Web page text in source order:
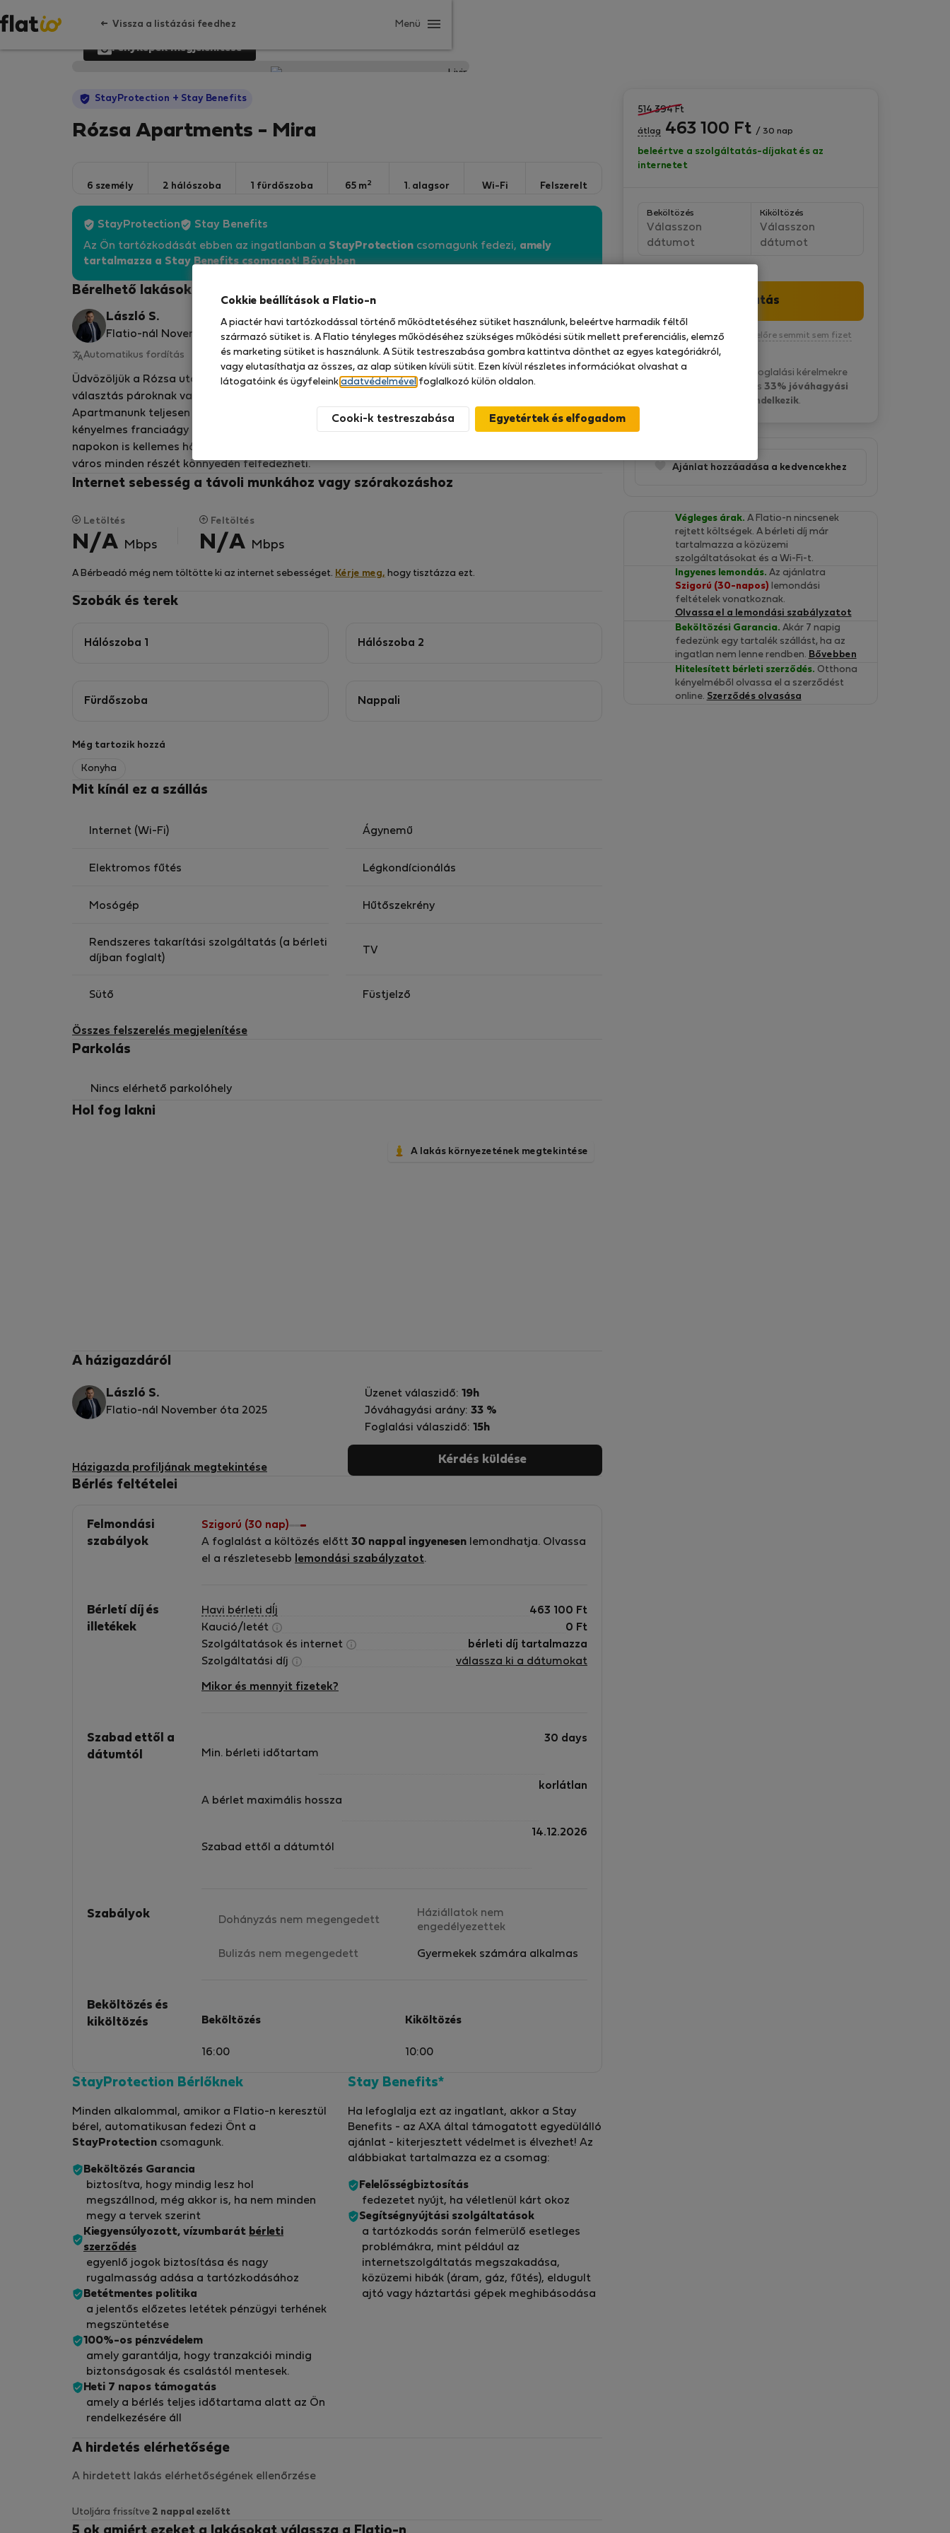
Vissza a listázási feedhez Menü
Fényképek megjelenítése
StayProtection + Stay Benefits
Rózsa Apartments - Mira
6 személy 2 hálószoba 1 fürdőszoba 65 m2 1. alagsor Wi-Fi Felszerelt
StayProtection Stay Benefits
Az Ön tartózkodását ebben az ingatlanban a StayProtection csomagunk fedezi, amely
tartalmazza a Stay Benefits csomagot!Bővebben
Bérelhető lakások - Budapest
László S.
Flatio-nál November óta 2025
Automatikus fordítás Eredeti megjelenítése
Üdvözöljük a Rózsa utcában található hangulatos és hangulatos apartmanunkban! Ideális
választás pároknak vagy egyedül utazóknak, akik szeretnék felfedezni a város báját és kényelmét.
Apartmanunk teljesen berendezett és jól felszerelt, hogy Ön otthon érezze magát. A hálószobában
kényelmes franciaágy található a pihentető éjszakákért. A légkondicionáló még a legforróbb nyári
napokon is kellemes hőmérsékletet biztosít. A tömegközlekedés könnyen megközelíthető, így a
város minden részét könnyedén felfedezheti.
Internet sebesség a távoli munkához vagy szórakozáshoz
Letöltés
N/A Mbps
Feltöltés
N/A Mbps
A Bérbeadó még nem töltötte ki az internet sebességet. Kérje meg, hogy tisztázza ezt.
Szobák és terek
Hálószoba 1 Hálószoba 2
Fürdőszoba Nappali
Még tartozik hozzá
Konyha
Mit kínál ez a szállás
Internet (Wi-Fi) Ágynemű
Elektromos fűtés Légkondícionálás
Mosógép Hűtőszekrény
Rendszeres takarítási szolgáltatás (a bérleti
díjban foglalt)
TV
Sütő Füstjelző
Összes felszerelés megjelenítése
Parkolás
Nincs elérhető parkolóhely
Hol fog lakni
A lakás környezetének megtekintése
A házigazdáról
László S.
Flatio-nál November óta 2025
Házigazda profiljának megtekintése
Üzenet válaszidő: 19h
Jóváhagyási arány: 33 %
Foglalási válaszidő: 15h
Kérdés küldése
Bérlés feltételei
Felmondási
szabályok
Szigorú (30 nap)
A foglalást a költözés előtt 30 nappal ingyenesen lemondhatja. Olvassa
el a részletesebb
lemondási szabályzatot.
Bérletí díj és
illetékek
Havi bérleti dÍj 463 100 Ft
Kaució/letét
0 Ft
Szolgáltatások és internet
bérleti díj tartalmazza
Szolgáltatási díj
válassza ki a dátumokat
Mikor és mennyit fizetek?
Szabad ettől a
dátumtól
Min. bérleti időtartam
30 days
A bérlet maximális hossza
korlátlan
Szabad ettől a dátumtól
14.12.2026
Szabályok Dohányzás nem megengedett
Háziállatok nem
engedélyezettek
Bulizás nem megengedett Gyermekek számára alkalmas
Beköltözés és
kiköltözés
Beköltözés
16:00
Kiköltözés
10:00
StayProtection Bérlőknek
Minden alkalommal, amikor a Flatio-n keresztül
bérel, automatikusan fedezi Önt a
StayProtection csomagunk.
Beköltözés Garancia
biztosítva, hogy mindig lesz hol
megszállnod, még akkor is, ha nem minden
megy a tervek szerint
Kiegyensúlyozott, vízumbarát bérleti
szerződés
egyenlő jogok biztosítása és nagy
rugalmasság adása a tartózkodásához
Betétmentes politika
a jelentős előzetes letétek pénzügyi terhének
megszüntetése
100%-os pénzvédelem
amely garantálja, hogy tranzakciói mindig
biztonságosak és csalástól mentesek.
Heti 7 napos támogatás
amely a bérlés teljes időtartama alatt az Ön
rendelkezésére áll
Stay Benefits*
Ha lefoglalja ezt az ingatlant, akkor a Stay
Benefits - az AXA által támogatott egyedülálló
ajánlat - kiterjesztett védelmet is élvezhet! Az
alábbiakat tartalmazza ez a csomag:
Felelősségbiztosítás
fedezetet nyújt, ha véletlenül kárt okoz
Segítségnyújtási szolgáltatások
a tartózkodás során felmerülő esetleges
problémákra, mint például az
internetszolgáltatás megszakadása,
közüzemi hibák (áram, gáz, fűtés), eldugult
ajtó vagy háztartási gépek meghibásodása
A hirdetés elérhetősége
A hirdetett lakás elérhetőségének ellenőrzése
Utoljára frissítve 2 nappal ezelőtt
514 394 Ft
átlag 463 100 Ft / 30 nap
beleértve a szolgáltatás-díjakat és az
internetet
Beköltözés
Válasszon
dátumot
Kiköltözés
Válasszon
dátumot
Folytatás
Kötelezettség nélkül, egyelőre semmit sem fizet
László S. általában a foglalási kérelmekre
és 33% jóváhagyási
aránnyal rendelkezik.
Ajánlat hozzáadása a kedvencekhez
Végleges árak. A Flatio-n nincsenek
rejtett költségek. A bérleti díj már
tartalmazza a közüzemi
szolgáltatásokat és a Wi-Fi-t.
Ingyenes lemondás. Az ajánlatra
Szigorú (30-napos) lemondási
feltételek vonatkoznak.
Olvassa el a lemondási szabályzatot
Beköltözési Garancia. Akár 7 napig
fedezünk egy tartalék szállást, ha az
ingatlan nem lenne rendben. Bővebben
Hitelesített bérleti szerződés. Otthona
kényelméből olvassa el a szerződést
online. Szerződés olvasása
Cokkie beállítások a Flatio-n
A piactér havi tartózkodással történő működtetéséhez sütiket használunk, beleértve harmadik féltől
származó sütiket is. A Flatio tényleges működéséhez szükséges működési sütik mellett preferenciális, elemző
és marketing sütiket is használunk. A Sütik testreszabása gombra kattintva dönthet az egyes kategóriákról,
vagy elutasíthatja az összes, az alap sütiken kívüli sütit. Ezen kívül részletes információkat olvashat a
látogatóink és ügyfeleink adatvédelmével foglalkozó külön oldalon.
Cooki-k testreszabása